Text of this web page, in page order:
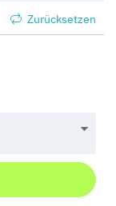
Zurücksetzen